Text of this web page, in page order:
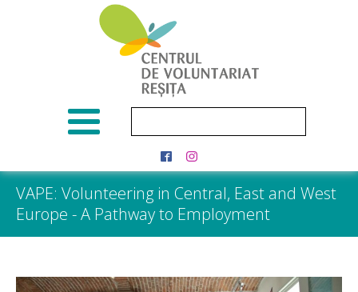
VAPE: Volunteering in Central, East and West
Europe - A Pathway to Employment